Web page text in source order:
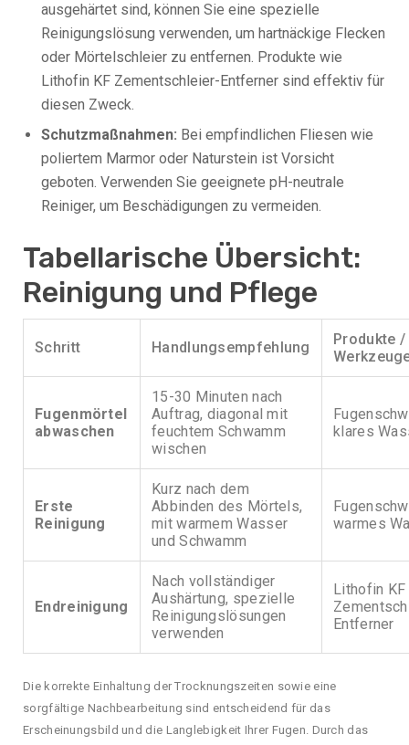
ausgehärtet sind, können Sie eine spezielle
Reinigungslösung verwenden, um hartnäckige Flecken
oder Mörtelschleier zu entfernen. Produkte wie
Lithofin KF Zementschleier-Entferner sind effektiv für
diesen Zweck.
Schutzmaßnahmen: Bei empfindlichen Fliesen wie
poliertem Marmor oder Naturstein ist Vorsicht
geboten. Verwenden Sie geeignete pH-neutrale
Reiniger, um Beschädigungen zu vermeiden.
Tabellarische Übersicht:
Reinigung und Pflege
Schritt Handlungsempfehlung
Produkte /
Fugenmörtel
abwaschen
15-30 Minuten nach
Auftrag, diagonal mit
feuchtem Schwamm
wischen
klares
Erste
Reinigung
Kurz nach dem
Abbinden des Mörtels,
mit warmem Wasser
und Schwamm
warmes
Endreinigung
Nach vollständiger
Aushärtung, spezielle
Reinigungslösungen
verwenden
Lithofin KF
Entferner
Die korrekte Einhaltung der Trocknungszeiten sowie eine
sorgfältige Nachbearbeitung sind entscheidend für das
Erscheinungsbild und die Langlebigkeit Ihrer Fugen. Durch das